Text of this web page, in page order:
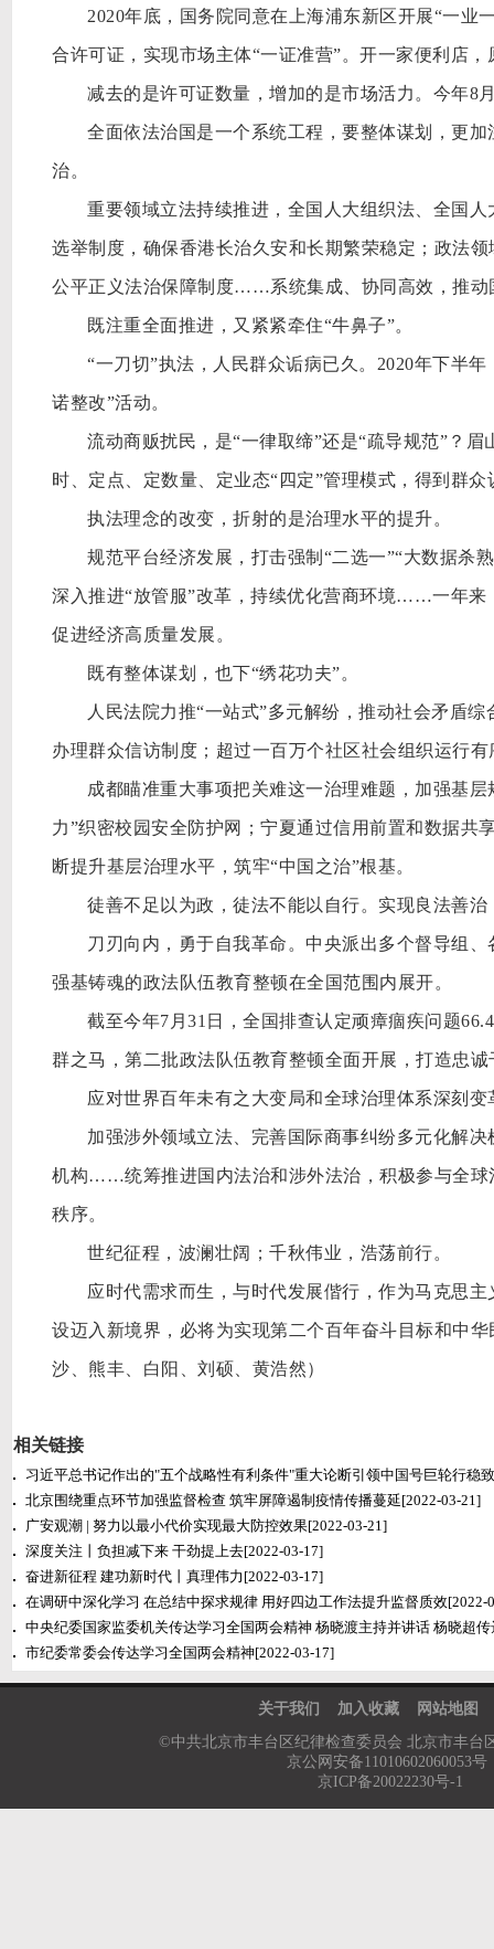
2020年底，国务院同意在上海浦东新区开展“一业
合许可证，实现市场主体“一证准营”。开一家便利店
减去的是许可证数量，增加的是市场活力。今年8
全面依法治国是一个系统工程，要整体谋划，更
治。
重要领域立法持续推进，全国人大组织法、全国
选举制度，确保香港长治久安和长期繁荣稳定；政法
公平正义法治保障制度……系统集成、协同高效，推动
既注重全面推进，又紧紧牵住“牛鼻子”。
“一刀切”执法，人民群众诟病已久。2020年下半
诺整改”活动。
流动商贩扰民，是“一律取缔”还是“疏导规范”？
时、定点、定数量、定业态“四定”管理模式，得到群众
执法理念的改变，折射的是治理水平的提升。
规范平台经济发展，打击强制 “二选一”“大数据杀
深入推进“放管服”改革，持续优化营商环境……一年来
促进经济高质量发展。
既有整体谋划，也下“绣花功夫”。
人民法院力推“一站式”多元解纷，推动社会矛盾
办理群众信访制度；超过一百万个社区社会组织运行
成都瞄准重大事项把关难这一治理难题，加强基
力”织密校园安全防护网；宁夏通过信用前置和数据
断提升基层治理水平，筑牢“中国之治”根基。
徒善不足以为政，徒法不能以自行。实现良法善
刀刃向内，勇于自我革命。中央派出多个督导组
强基铸魂的政法队伍教育整顿在全国范围内展开。
截至今年7月31日，全国排查认定顽瘴痼疾问题
群之马，第二批政法队伍教育整顿全面开展，打造忠
应对世界百年未有之大变局和全球治理体系深刻
加强涉外领域立法、完善国际商事纠纷多元化解
机构……统筹推进国内法治和涉外法治，积极参与全球
秩序。
世纪征程，波澜壮阔；千秋伟业，浩荡前行。
应时代需求而生，与时代发展偕行，作为马克思
设迈入新境界，必将为实现第二个百年奋斗目标和中
沙、熊丰、白阳、刘硕、黄浩然）
相关链接
习近平总书记作出的"五个战略性有利条件"重大论断引领中国号巨轮行稳
北京围绕重点环节加强监督检查 筑牢屏障遏制疫情传播蔓延[2022-03-21]
广安观潮 | 努力以最小代价实现最大防控效果[2022-03-21]
深度关注丨负担减下来 干劲提上去[2022-03-17]
奋进新征程 建功新时代丨真理伟力 [2022-03-17]
在调研中深化学习 在总结中探求规律 用好四边工作法提升监督质效[2022-
中央纪委国家监委机关传达学习全国两会精神 杨晓渡主持并讲话 杨晓超
市纪委常委会传达学习全国两会精神[2022-03-17]